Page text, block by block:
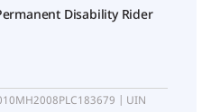
| UIN
Disability Rider